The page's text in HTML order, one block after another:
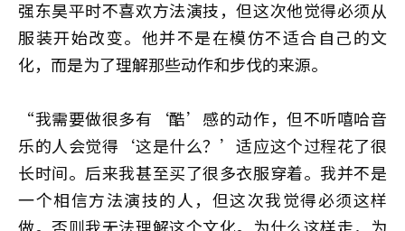
强东昊平时不喜欢方法演技，但这次他觉得必须从
服装开始改变。他并不是在模仿不适合自己的文
化，而是为了理解那些动作和步伐的来源。
“我需要做很多有‘酷’感的动作，但不听嘻哈音
乐的人会觉得‘这是什么？’适应这个过程花了很
长时间。后来我甚至买了很多衣服穿着。我并不是
一个相信方法演技的人，但这次我觉得必须这样